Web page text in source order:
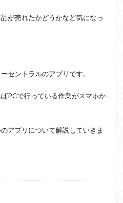
が売れたかどうかなど気になっ
セントラルのアプリです。
PCで行っている作業がスマホか
アプリについて解説していきま